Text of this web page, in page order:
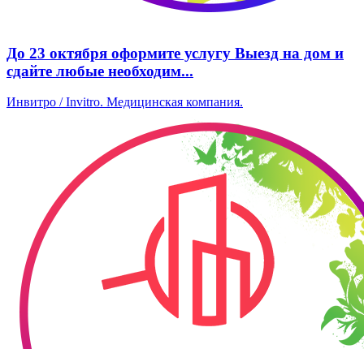
До 23 октября оформите услугу Выезд на дом и
сдайте любые необходим...
Инвитро / Invitro. ​Медицинская компания.